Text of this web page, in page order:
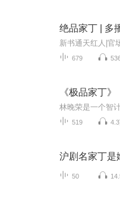
679
《极品家丁
519
沪剧名家丁是
50